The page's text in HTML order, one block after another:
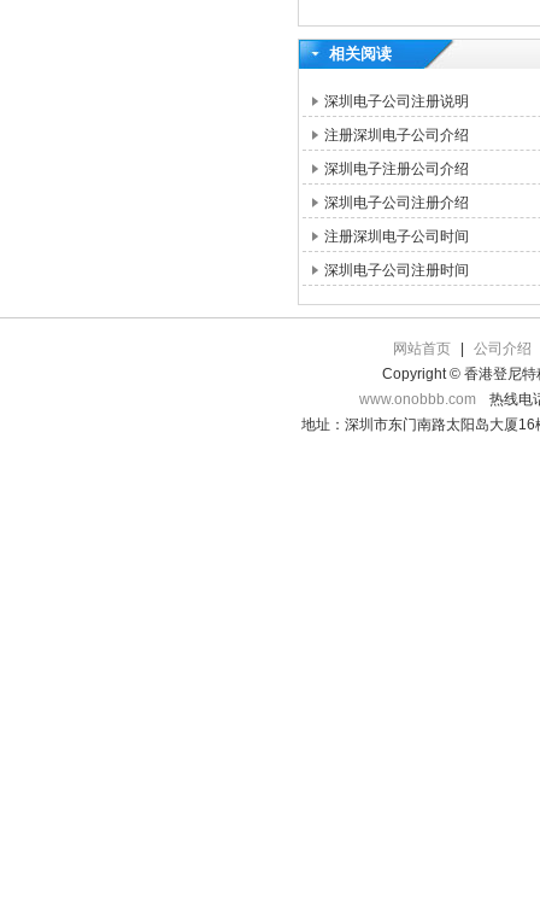
相关阅读
深圳电子公司注册说明
注册深圳电子公司介绍
深圳电子注册公司介绍
深圳电子公司注册介绍
注册深圳电子公司时间
深圳电子公司注册时间
网站首页
公司介绍
Copyright © 香港登尼特
www.onobbb.com
热线电
地址：深圳市东门南路太阳岛大厦